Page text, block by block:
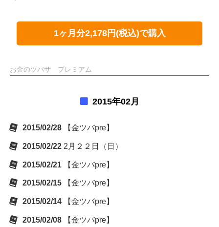
1ヶ月分2,178円(税込)で購入
お金のツバサ プレミアム
2015年02月
2015/02/28 【金ツバpre】
2015/02/22 2月２２日（日）
2015/02/21 【金ツバpre】
2015/02/15 【金ツバpre】
2015/02/14 【金ツバpre】
2015/02/08 【金ツバpre】